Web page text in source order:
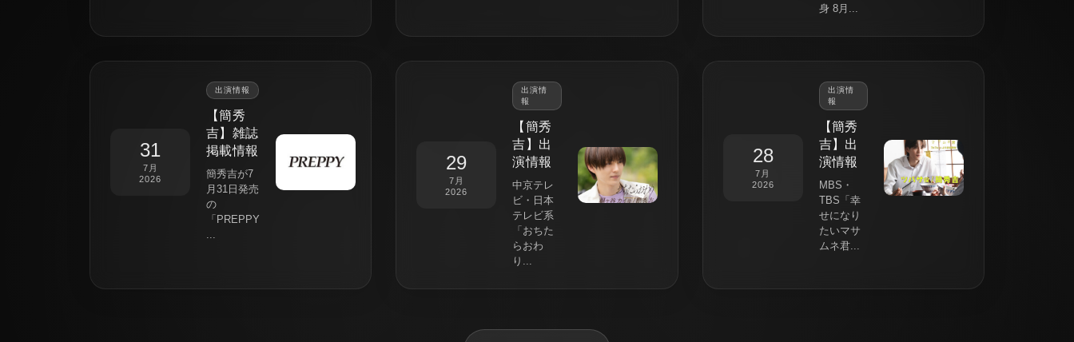
身 8月...
31
7月
2026
出演情報
【簡秀
吉】雑誌
掲載情報
簡秀吉が7
月31日発売
の
「PREPPY
...
29
7月
2026
出演情
報
【簡秀
吉】出
演情報
中京テレ
ビ・日本
テレビ系
「おちた
らおわ
り...
28
7月
2026
出演情
報
【簡秀
吉】出
演情報
MBS・
TBS「幸
せになり
たいマサ
ムネ君...